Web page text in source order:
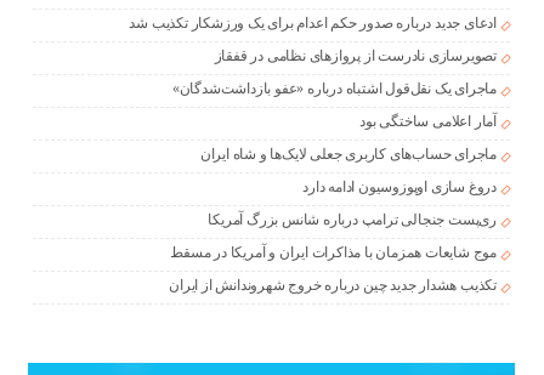
ادعای جدید درباره صدور حکم اعدام برای یک ورزشکار تکذیب شد
تصویرسازی نادرست از پروازهای نظامی در قفقاز
ماجرای یک نقل‌قول اشتباه درباره «عفو بازداشت‌شدگان»
آمار اعلامی ساختگی بود
ماجرای حساب‌های کاربری جعلی لایک‌ها و شاه ایران
دروغ سازی اوپوزوسیون ادامه دارد
ری‌پست جنجالی ترامپ درباره شانس بزرگ آمریکا
موج شایعات همزمان با مذاکرات ایران و آمریکا در مسقط
تکذیب هشدار جدید چین درباره خروج شهروندانش از ایران